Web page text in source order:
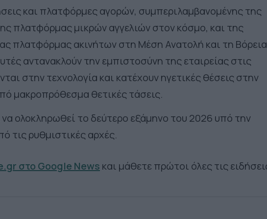
και πλατφόρμες αγορών, συμπεριλαμβανομένης της
πλατφόρμας μικρών αγγελιών στον κόσμο, και της
πλατφόρμας ακινήτων στη Μέση Ανατολή και τη Βόρεια
αντανακλούν την εμπιστοσύνη της εταιρείας στις
στην τεχνολογία και κατέχουν ηγετικές θέσεις στην
μακροπρόθεσμα θετικές τάσεις.
ολοκληρωθεί το δεύτερο εξάμηνο του 2026 υπό την
τις ρυθμιστικές αρχές.
στο Google News και μάθετε πρώτοι όλες τις